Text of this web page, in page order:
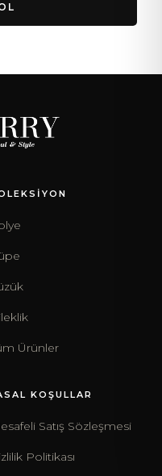
Ürünler
KOŞULLAR
Satış Sözleşmesi
Politikası